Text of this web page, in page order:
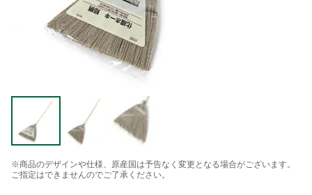
※商品のデザインや仕様、原産国は予告なく変更となる場合がございます。
ご指定はできませんのでご了承ください。